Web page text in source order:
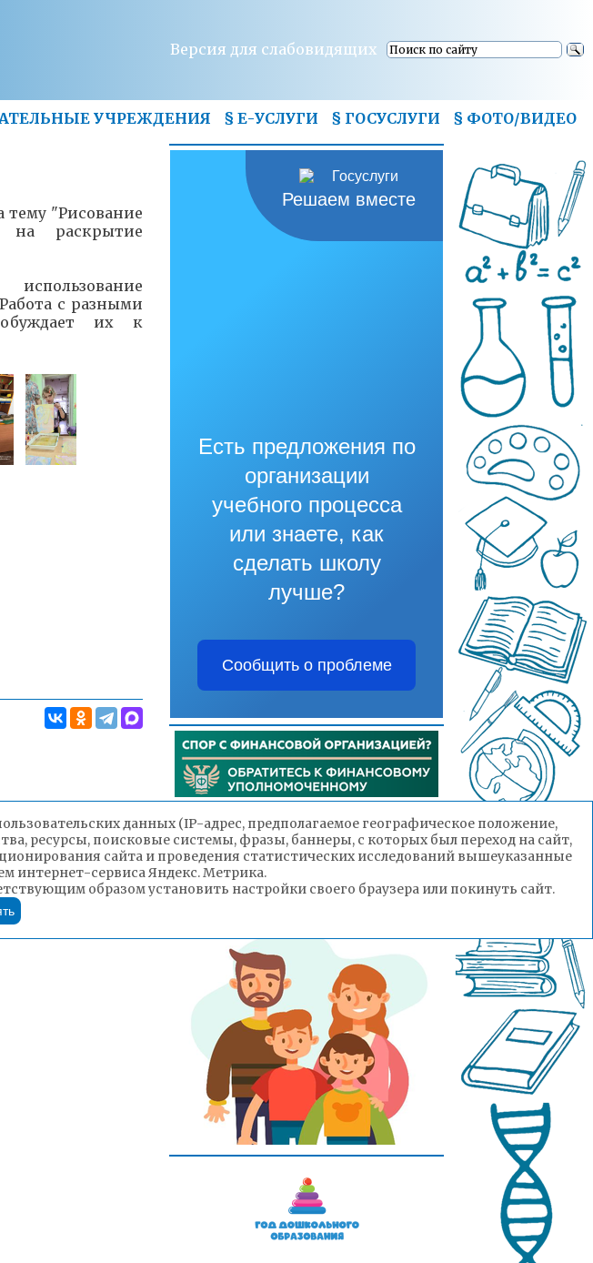
Версия для слабовидящих
УЧРЕЖДЕНИЯ § Е-УСЛУГИ § ГОСУСЛУГИ § ФОТО/ВИДЕО
тему "Рисование
на раскрытие
с разными
их к
Решаем вместе
Есть предложения по
организации
учебного процесса
или знаете, как
сделать школу
лучше?
Сообщить о проблеме
данных (IP-адрес, предполагаемое географическое положение,
ресурсы, поисковые системы, фразы, баннеры, с которых был переход на сайт,
сайта и проведения статистических исследований вышеуказанные
интернет-сервиса Яндекс. Метрика.
образом установить настройки своего браузера или покинуть сайт.